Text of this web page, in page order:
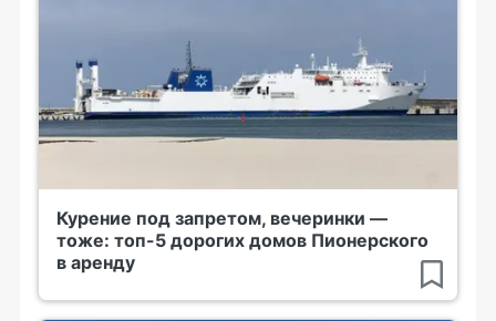
Курение под запретом, вечеринки —
тоже: топ-5 дорогих домов Пионерского
в аренду